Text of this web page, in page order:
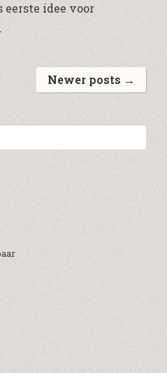
eerste idee voor
Newer posts →